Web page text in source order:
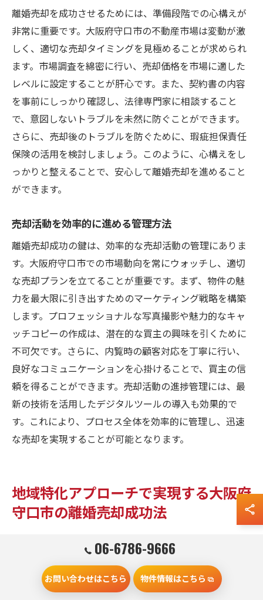
離婚売却を成功させるためには、準備段階での心構えが
非常に重要です。大阪府守口市の不動産市場は変動が激
しく、適切な売却タイミングを見極めることが求められ
ます。市場調査を綿密に行い、売却価格を市場に適した
レベルに設定することが肝心です。また、契約書の内容
を事前にしっかり確認し、法律専門家に相談すること
で、意図しないトラブルを未然に防ぐことができます。
さらに、売却後のトラブルを防ぐために、瑕疵担保責任
保険の活用を検討しましょう。このように、心構えをし
っかりと整えることで、安心して離婚売却を進めること
ができます。
売却活動を効率的に進める管理方法
離婚売却成功の鍵は、効率的な売却活動の管理にありま
す。大阪府守口市での市場動向を常にウォッチし、適切
な売却プランを立てることが重要です。まず、物件の魅
力を最大限に引き出すためのマーケティング戦略を構築
します。プロフェッショナルな写真撮影や魅力的なキャ
ッチコピーの作成は、潜在的な買主の興味を引くために
不可欠です。さらに、内覧時の顧客対応を丁寧に行い、
良好なコミュニケーションを心掛けることで、買主の信
頼を得ることができます。売却活動の進捗管理には、最
新の技術を活用したデジタルツールの導入も効果的で
す。これにより、プロセス全体を効率的に管理し、迅速
な売却を実現することが可能となります。
地域特化アプローチで実現する大阪府
守口市の離婚売却成功法
地域特化型の戦略設計
離婚売却において地域特化型の戦略設計は非常に重要で
す。大阪府守口市は大阪市へのアクセスの良さや、住環
06-6786-9666
お問い合わせはこちら 物件情報はこちら